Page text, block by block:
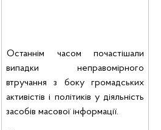
Останнім часом почастішали
випадки неправомірного
втручання з боку громадських
активістів і політиків у діяльність
засобів масової інформації.